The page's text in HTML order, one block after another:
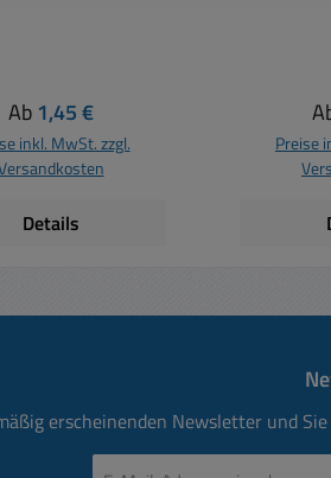
125V 3A
8 x 5 x 7mm
(B x T x H)
Regulärer Preis:
Ab 1,45 €
inkl. MwSt. zzgl.
Details
5,2mm
3APreise
erscheinenden Newsletter und